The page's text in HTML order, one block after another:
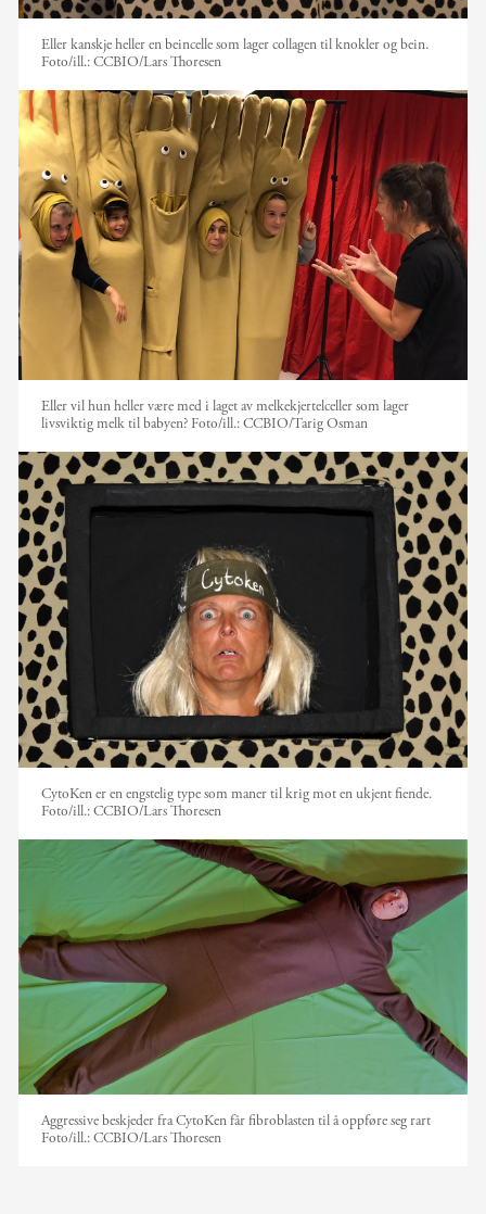
Eller kanskje heller en beincelle som lager collagen til knokler og bein.
Foto/ill.:CCBIO/Lars Thoresen
Eller vil hun heller være med i laget av melkekjertelceller som lager
livsviktig melk til babyen? Foto/ill.:CCBIO/Tarig Osman
CytoKen er en engstelig type som maner til krig mot en ukjent fiende.
Foto/ill.:CCBIO/Lars Thoresen
Aggressive beskjeder fra CytoKen får fibroblasten til å oppføre seg rart
Foto/ill.:CCBIO/Lars Thoresen